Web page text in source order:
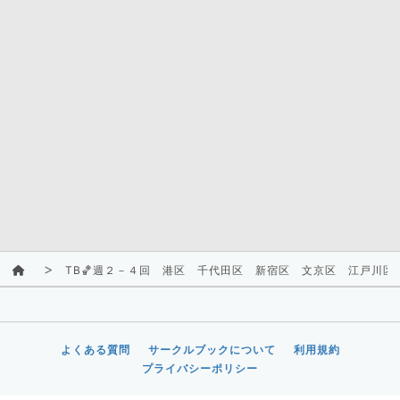
TB🏀週２－４回 港区 千代田区 新宿区 文京区 江戸川区
よくある質問 サークルブックについて
利用規約
プライバシーポリシー